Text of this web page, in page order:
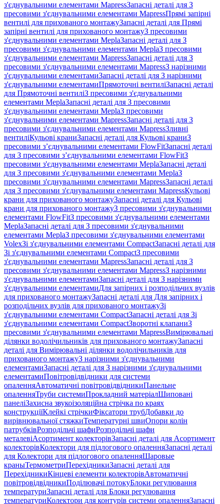
з'єднувальними елементами MapressЗапасні деталі для З
пресовими з'єднувальними елементами MapressПрямі запірні
вентилі для прихованого монтажуЗапасні деталі для Прямі
запірні вентилі для прихованого монтажуЗ пресовими
з'єднувальними елементами MeplaЗапасні деталі для З
пресовими з'єднувальними елементами MeplaЗ пресовими
з'єднувальними елементами MapressЗапасні деталі для З
пресовими з'єднувальними елементами MapressЗ нарізними
з'єднувальними елементамиЗапасні деталі для З нарізними
з'єднувальними елементамиПрямоточні вентиліЗапасні деталі
для Прямоточні вентиліЗ пресовими з'єднувальними
елементами MeplaЗапасні деталі для З пресовими
з'єднувальними елементами MeplaЗ пресовими
з'єднувальними елементами MapressЗапасні деталі для З
пресовими з'єднувальними елементами MapressЗливні
вентиліКульові краниЗапасні деталі для Кульові краниЗ
пресовими з’єднувальними елементами FlowFitЗапасні деталі
для З пресовими з’єднувальними елементами FlowFitЗ
пресовими з'єднувальними елементами MeplaЗапасні деталі
для З пресовими з'єднувальними елементами MeplaЗ
пресовими з'єднувальними елементами MapressЗапасні деталі
для З пресовими з'єднувальними елементами MapressКульові
крани для прихованого монтажуЗапасні деталі для Кульові
крани для прихованого монтажуЗ пресовими з'єднувальними
елементами FlowFitЗ пресовими з'єднувальними елементами
MeplaЗапасні деталі для З пресовими з'єднувальними
елементами MeplaЗ пресовими з'єднувальними елементами
VolexЗі з'єднувальними елементами CompactЗапасні деталі для
Зі з'єднувальними елементами CompactЗ пресовими
з'єднувальними елементами MapressЗапасні деталі для З
пресовими з'єднувальними елементами MapressЗ нарізними
з'єднувальними елементамиЗапасні деталі для З нарізними
з'єднувальними елементамиДля запірних і розподільчих вузлів
для прихованого монтажуЗапасні деталі для Для запірних і
розподільчих вузлів для прихованого монтажуЗі
з'єднувальними елементами CompactЗапасні деталі для Зі
з'єднувальними елементами CompactЗворотні клапаниЗ
пресовими з'єднувальними елементами MapressВимірювальні
ділянки водолічильників для прихованого монтажуЗапасні
деталі для Вимірювальні ділянки водолічильників для
прихованого монтажуЗ нарізними з'єднувальними
елементамиЗапасні деталі для З нарізними з'єднувальними
елементамиПовітровідвідники для системи
опаленняАвтоматичні повітровідвідникиПанельне
опаленняТруби системиПрокладний матеріалШиповані
панеліЗахисна звукоізоляційна стрічка по краях
конструкціїКлейкі стрічкиФіксатори трубДобавки до
вирівнювальної стяжкиТемпературні швиОпори колін
патрубківРозподільчі шафиРозподільчі шафи
металевіАсортимент колекторівЗапасні деталі для Асортимент
колекторівКолектори для підлогового опаленняЗапасні деталі
для Колектори для підлогового опаленняШаровые
краныТермометриПерехідникиЗапасні деталі для
ПерехідникиКінцеві елементи колекторівАвтоматичні
повітровідвідникиПоділювачі потокуБлоки регулювання
температуриЗапасні деталі для Блоки регулювання
температуриКолектори для контурів системи опаленняЗапасні